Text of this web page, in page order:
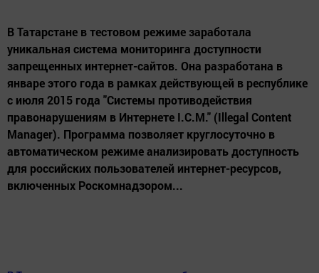
В Татарстане в тестовом режиме заработала
уникальная система мониторинга доступности
запрещенных интернет-сайтов. Она разработана в
январе этого года в рамках действующей в республике
с июля 2015 года "Системы противодействия
правонарушениям в Интернете I.C.M." (Illegal Content
Manager). Программа позволяет круглосуточно в
автоматическом режиме анализировать доступность
для российских пользователей интернет-ресурсов,
включенных Роскомнадзором...